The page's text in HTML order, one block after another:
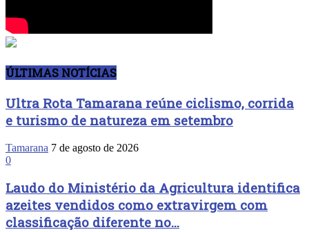
ÚLTIMAS NOTÍCIAS
Ultra Rota Tamarana reúne ciclismo, corrida
e turismo de natureza em setembro
Tamarana 7 de agosto de 2026
0
Laudo do Ministério da Agricultura identifica
azeites vendidos como extravirgem com
classificação diferente no...